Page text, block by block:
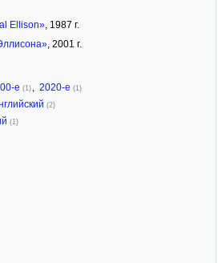
Ellison», 1987 г.
, 2001 г.
е (1) 2020-е (1)
(2)
(1)